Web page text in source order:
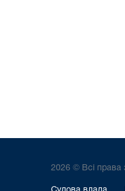
2026 © Всі права